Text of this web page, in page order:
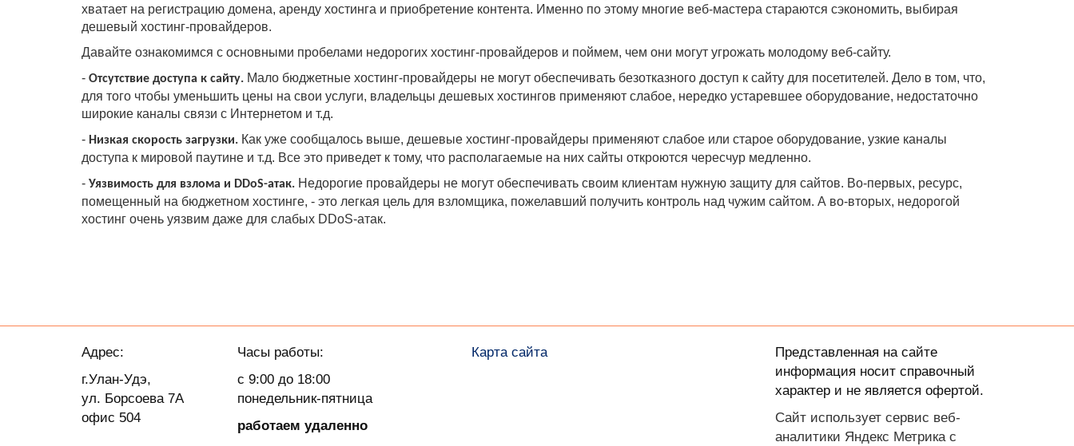
хватает на регистрацию домена, аренду хостинга и приобретение контента. Именно по этому многие веб-мастера стараются сэкономить, выбирая
дешевый хостинг-провайдеров.
Давайте ознакомимся с основными пробелами недорогих хостинг-провайдеров и поймем, чем они могут угрожать молодому веб-сайту.
- Отсутствие доступа к сайту. Мало бюджетные хостинг-провайдеры не могут обеспечивать безотказного доступ к сайту для посетителей. Дело в том, что,
для того чтобы уменьшить цены на свои услуги, владельцы дешевых хостингов применяют слабое, нередко устаревшее оборудование, недостаточно
широкие каналы связи с Интернетом и т.д.
- Низкая скорость загрузки. Как уже сообщалось выше, дешевые хостинг-провайдеры применяют слабое или старое оборудование, узкие каналы
доступа к мировой паутине и т.д. Все это приведет к тому, что располагаемые на них сайты откроются чересчур медленно.
- Уязвимость для взлома и DDoS-атак. Недорогие провайдеры не могут обеспечивать своим клиентам нужную защиту для сайтов. Во-первых, ресурс,
помещенный на бюджетном хостинге, - это легкая цель для взломщика, пожелавший получить контроль над чужим сайтом. А во-вторых, недорогой
хостинг очень уязвим даже для слабых DDoS-атак.
Адрес:
г.Улан-Удэ,
ул. Борсоева 7А
офис 504
Часы работы:
с 9:00 до 18:00
понедельник-пятница
работаем удаленно
Карта сайта
Представленная на сайте
информация носит справочный
характер и не является офертой.
Сайт использует сервис веб-
аналитики Яндекс Метрика с